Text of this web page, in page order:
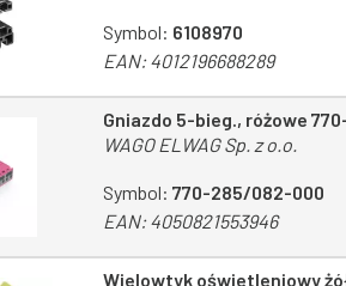
Symbol: 6108970
EAN:4012196688289
Gniazdo 5-bieg., różowe
WAGO ELWAG Sp. z o.o.
Symbol: 770-285/082-000
EAN:4050821553946
Wielowtyk oświetleniowy